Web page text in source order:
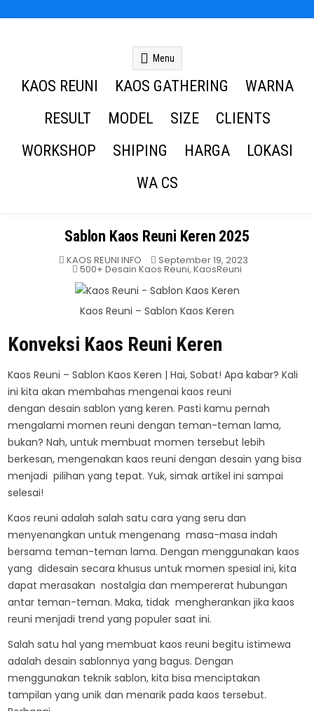
Menu
KAOS REUNI KAOS GATHERING
WARNA
RESULT
MODEL SIZE
CLIENTS
WORKSHOP
SHIPING HARGA
LOKASI
WA CS
Sablon Kaos Reuni Keren 2025
KAOS REUNI INFO September 19, 2023
Posted
500+ Desain Kaos Reuni, KaosReuni
Kaos Reuni – Sablon Kaos Keren
Konveksi Kaos Reuni Keren
Kaos Reuni – Sablon Kaos Keren | Hai, Sobat! Apa kabar? Kali
ini kita akan membahas mengenai kaos reuni
dengan desain sablon yang keren. Pasti kamu pernah
mengalami momen reuni dengan teman-teman lama,
bukan? Nah, untuk membuat momen tersebut lebih
berkesan, mengenakan kaos reuni dengan desain yang bisa
menjadi pilihan yang tepat. Yuk, simak artikel ini sampai
selesai!
Kaos reuni adalah salah satu cara yang seru dan
menyenangkan untuk mengenang masa-masa indah
bersama teman-teman lama. Dengan menggunakan kaos
yang didesain secara khusus untuk momen spesial ini, kita
dapat merasakan nostalgia dan mempererat hubungan
antar teman-teman. Maka, tidak mengherankan jika kaos
reuni menjadi trend yang populer saat ini.
Salah satu hal yang membuat kaos reuni begitu istimewa
adalah desain sablonnya yang bagus. Dengan
menggunakan teknik sablon, kita bisa menciptakan
tampilan yang unik dan menarik pada kaos tersebut.